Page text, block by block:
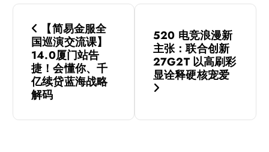
文
章
导
航
【简易金服全
国巡演交流课】
14.0厦门站告
捷！会懂你、千
亿续贷蓝海战略
解码
520 电竞浪漫新
主张：联合创新
27G2T 以高刷彩
显诠释硬核宠爱